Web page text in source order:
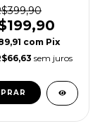
com Pix
sem juros